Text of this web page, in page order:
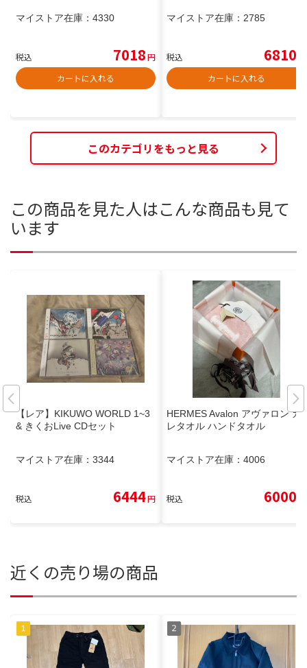
マイストア在庫： 4330
税込 7018円
カートに入れる
マイストア在庫： 2785
税込 6810
カートに入れる
このカテゴリをもっと見る
この商品を見た人はこんな商品も見て
います
【レア】KIKUWO WORLD 1~3
& きくおLive CDセット
マイストア在庫： 3344
税込 6444円
HERMES Avalon アヴァロン カ
レタオル ハンドタオル
マイストア在庫： 4006
税込 6000
近くの売り場の商品